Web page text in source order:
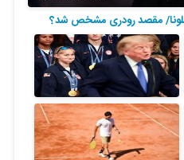
مقصد رودری مشخص شد؟